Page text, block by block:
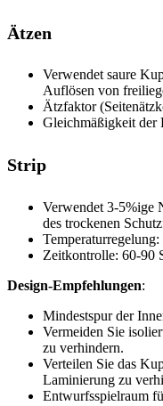
Ätzen
Verwendet saure
Auflösen von
Ätzfaktor
Gleichmäßigkeit der
Strip
Verwendet 3-5%ige
des trockenen
Temperaturregelung:
Zeitkontrolle: 60-90
Design-Empfehlungen:
Mindestspur der
Vermeiden Sie
zu verhindern.
Verteilen Sie das
Laminierung zu
Entwurfsspielraum